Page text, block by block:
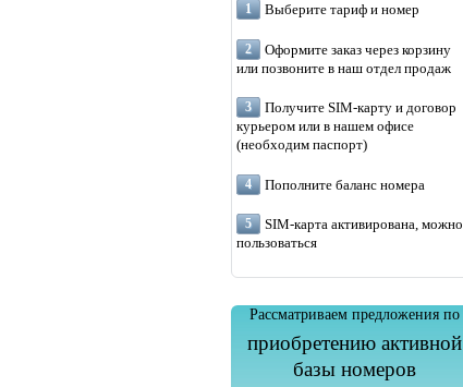
Выберите тариф и номер
Оформите заказ через корзину
или позвоните в наш отдел продаж
Получите SIM-карту и договор
курьером или в нашем офисе
(необходим паспорт)
Пополните баланс номера
SIM-карта активирована, можно
пользоваться
Рассматриваем предложения по
приобретению активной
базы номеров